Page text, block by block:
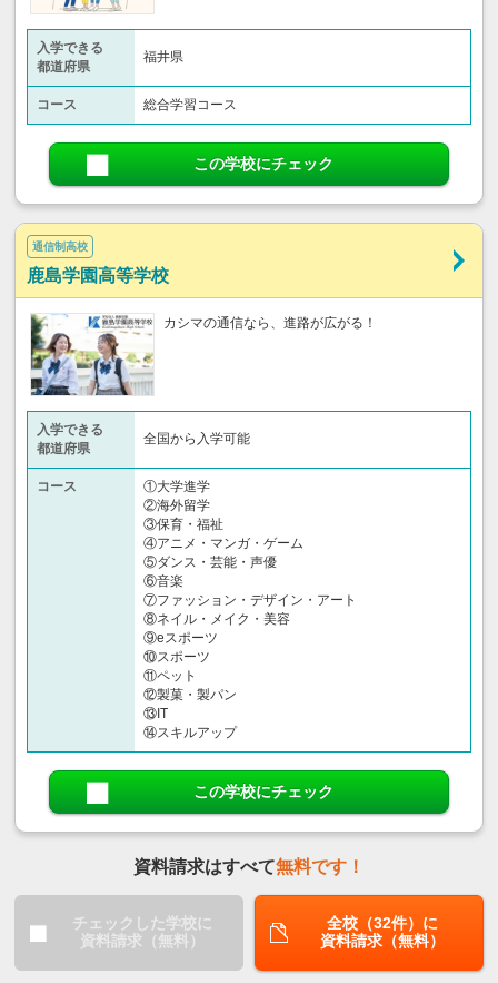
入学できる
都道府県
福井県
コース 総合学習コース
この学校にチェック
通信制高校
鹿島学園高等学校
カシマの通信なら、進路が広がる！
入学できる
都道府県
全国から入学可能
コース
①大学進学
②海外留学
③保育・福祉
④アニメ・マンガ・ゲーム
⑤ダンス・芸能・声優
⑥音楽
⑦ファッション・デザイン・アート
⑧ネイル・メイク・美容
⑨eスポーツ
⑩スポーツ
⑪ペット
⑫製菓・製パン
⑬IT
⑭スキルアップ
この学校にチェック
資料請求はすべて無料です！
チェックした学校に
資料請求（無料）
全校（32件）に
資料請求（無料）